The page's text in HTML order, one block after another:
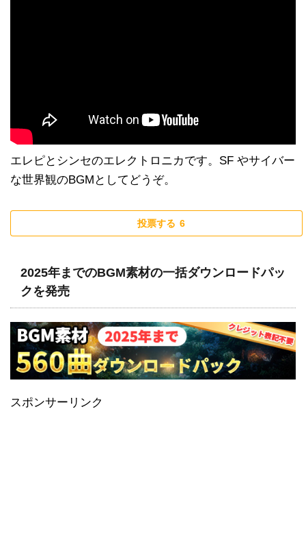
エレピとシンセのエレクトロニカです。SF やサイバー
な世界観のBGMとしてどうぞ。
投票する 6
2025年までのBGM素材の一括ダウンロードパッ
クを発売
スポンサーリンク